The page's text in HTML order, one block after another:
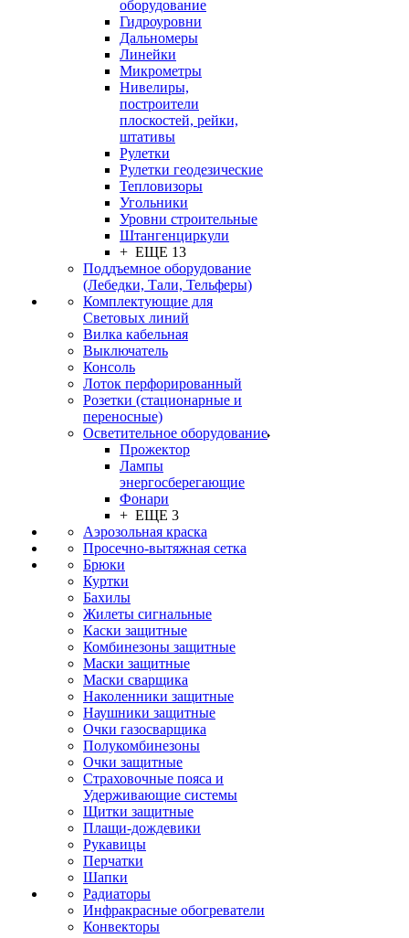
оборудование
Гидроуровни
Дальномеры
Линейки
Микрометры
Нивелиры,
построители
плоскостей, рейки,
штативы
Рулетки
Рулетки геодезические
Тепловизоры
Угольники
Уровни строительные
Штангенциркули
+ ЕЩЕ 13
Поддъемное оборудование
(Лебедки, Тали, Тельферы)
Комплектующие для
Световых линий
Вилка кабельная
Выключатель
Консоль
Лоток перфорированный
Розетки (стационарные и
переносные)
Осветительное оборудование
Прожектор
Лампы
энергосберегающие
Фонари
+ ЕЩЕ 3
Аэрозольная краска
Просечно-вытяжная сетка
Брюки
Куртки
Бахилы
Жилеты сигнальные
Каски защитные
Комбинезоны защитные
Маски защитные
Маски сварщика
Наколенники защитные
Наушники защитные
Очки газосварщика
Полукомбинезоны
Очки защитные
Страховочные пояса и
Удерживающие системы
Щитки защитные
Плащи-дождевики
Рукавицы
Перчатки
Шапки
Радиаторы
Инфракрасные обогреватели
Конвекторы